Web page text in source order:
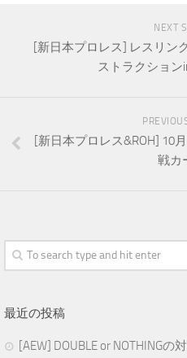
NEXT
[新日本プロレス] レスリン
ストラクション
[新日本プロレス&ROH] 10
戦カ
最近の投稿
[AEW] DOUBLE or NOTHING